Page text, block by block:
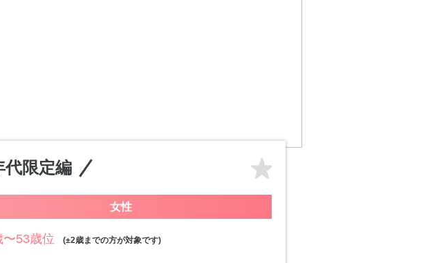
代限定編
女性
〜53歳位 (±2歳までの方が対象です)